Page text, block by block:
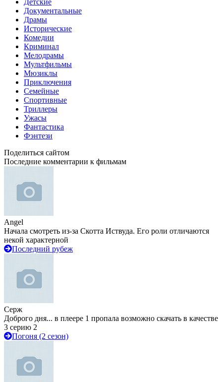
Детские
Документальные
Драмы
Исторические
Комедии
Криминал
Мелодрамы
Мультфильмы
Мюзиклы
Приключения
Семейные
Спортивные
Триллеры
Ужасы
Фантастика
Фэнтези
Поделиться сайтом
Последние комментарии к фильмам
Angel
Начала смотреть из-за Скотта Иствуда. Его роли отличаются
некой характерной
Последний рубеж
Серж
Доброго дня... в плеере 1 пропала возможно скачать в качестве
3 серию 2
Погоня (2 сезон)